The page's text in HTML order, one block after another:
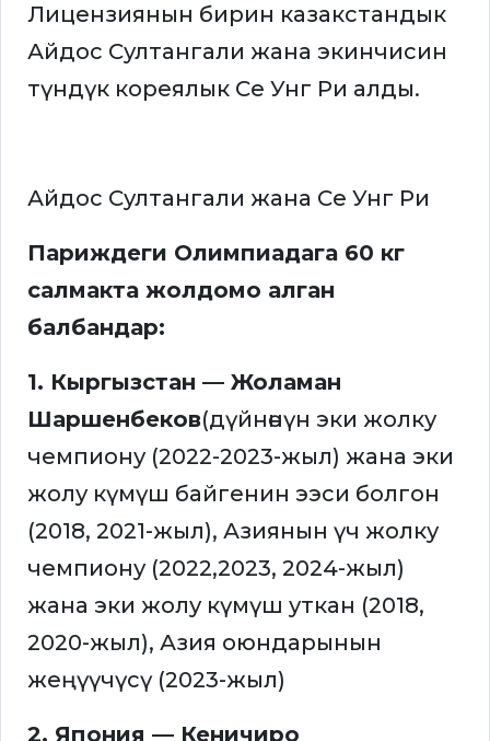
Лицензиянын бирин казакстандык
Айдос Султангали жана экинчисин
түндүк кореялык Се Унг Ри алды.
Айдос Султангали жана Се Унг Ри
Париждеги Олимпиадага 60 кг
салмакта жолдомо алган
балбандар:
1. Кыргызстан — Жоламан
Шаршенбеков(дүйнөнүн эки жолку
чемпиону (2022-2023-жыл) жана эки
жолу күмүш байгенин ээси болгон
(2018, 2021-жыл), Азиянын үч жолку
чемпиону (2022,2023, 2024-жыл)
жана эки жолу күмүш уткан (2018,
2020-жыл), Азия оюндарынын
жеңүүчүсү (2023-жыл)
2. Япония — Кеничиро